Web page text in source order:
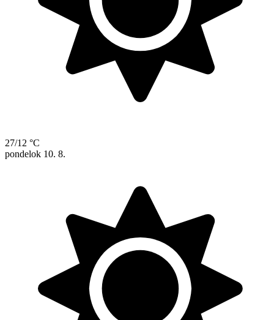
27/12 °C
pondelok 10. 8.